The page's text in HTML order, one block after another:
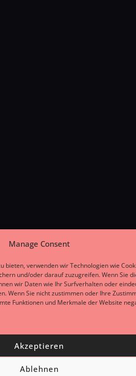
Manage Consent
bieten, verwenden wir Technologien wie
und/oder darauf zuzugreifen. Wenn Sie
wir Daten wie Ihr Surfverhalten oder
Wenn Sie nicht zustimmen oder Ihre
Funktionen und Merkmale der Website
Akzeptieren
Ablehnen